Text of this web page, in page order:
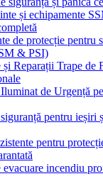
și echipamente
de protecție pentru
& PSI)
și Reparații Trape de
de Urgență
pentru ieșiri
pentru
evacuare incendiu